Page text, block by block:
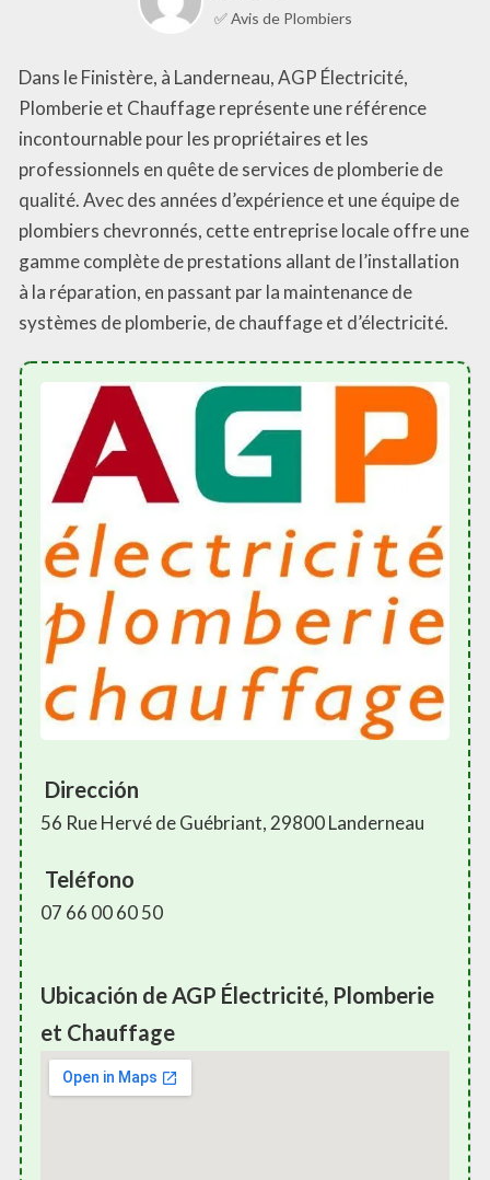
✅ Avis de Plombiers
Dans le Finistère, à Landerneau, AGP Électricité,
Plomberie et Chauffage représente une référence
incontournable pour les propriétaires et les
professionnels en quête de services de plomberie de
qualité. Avec des années d’expérience et une équipe de
plombiers chevronnés, cette entreprise locale offre une
gamme complète de prestations allant de l’installation
à la réparation, en passant par la maintenance de
systèmes de plomberie, de chauffage et d’électricité.
Dirección
56 Rue Hervé de Guébriant, 29800 Landerneau
Teléfono
07 66 00 60 50
Ubicación de AGP Électricité, Plomberie
et Chauffage